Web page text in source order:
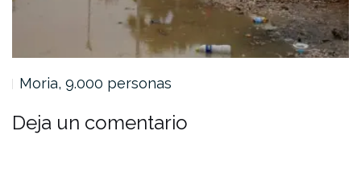
Moria, 9.000 personas
Deja un comentario